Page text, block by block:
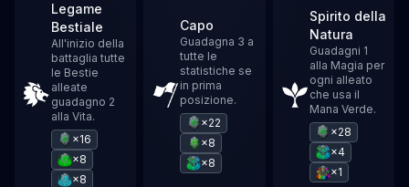
Legame
Bestiale
All'inizio della
battaglia tutte
le Bestie
alleate
guadagno 2
alla Vita.
×16
×8
×8
Capo
Guadagna 3 a
tutte le
statistiche se
in prima
posizione.
×22
×8
×8
Spirito della
Natura
Guadagni 1
alla Magia per
ogni alleato
che usa il
Mana Verde.
×28
×4
×1